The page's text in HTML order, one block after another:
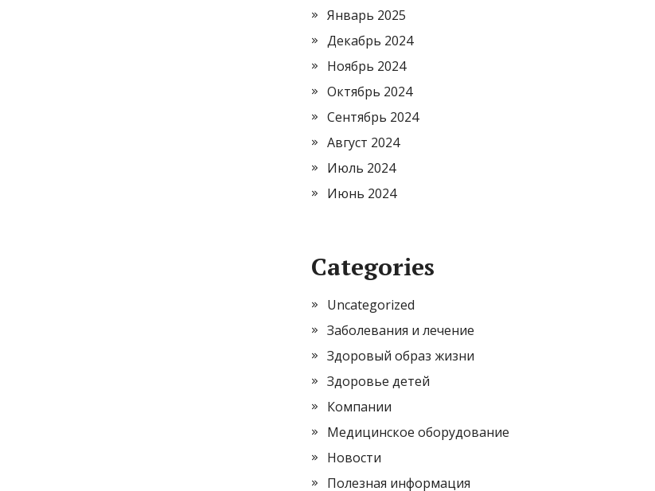
Январь 2025
Декабрь 2024
Ноябрь 2024
Октябрь 2024
Сентябрь 2024
Август 2024
Июль 2024
Июнь 2024
Categories
Uncategorized
Заболевания и лечение
Здоровый образ жизни
Здоровье детей
Компании
Медицинское оборудование
Новости
Полезная информация